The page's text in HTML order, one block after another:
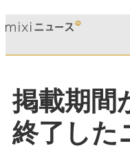
掲載期間
終了した